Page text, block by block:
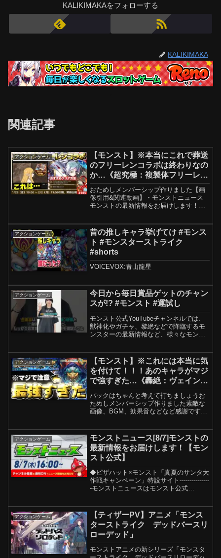
KALIKIMAKAをフォローする
KALIKIMAKA
関連記事
アクションゲーム
【モンスト】※本当にこれで葬送
のフリーレンコラボは終わりなの
か…《超究極：複製体フリーレ
ン》《一級魔法使い試験》《お宝
迷宮》《超究極：マラコーダ》今
週のモンストをまとめるしゃーぺ
おためしメンバーシップ作りました【画
像引用&関連動画】・モンストニュース
モンストの最新情報をお届けします！素
SYNDROME…【 】・MusMus…【
】・...
アクションゲーム
昔の推しキャラ挙げてけ #モンス
ト #モンスターストライク
#shorts
VOICEVOX:青山龍星
アクションゲーム
今日から毎日賞品ゲットのチャン
スが!? #モンスト #運試し
モンスト公式YouTubeチャンネルでは、
獣神化やガチャ、黎絶などで降臨するモ
ンスターの最新情報など、様々なモンス
版・iOS版▼モンスト公式...
アクションゲーム
【モンスト】※これには本当に気
を付けて！！！あのキャラがマジ
で強すぎた…《轟絶：ヴェイン》
繕なる虚栄 攻略
パックはちゃんと考えて打ちましょうお
ためしメンバーシップ作りました素敵な
画像、BGM、効果音などなど感謝です
OtoLogic…【 】・びたちー素材館...
アクションゲーム
モンストニュース[8/7]モンストの
最新情報をお届けします！【モン
スト公式】
◆ピザハット×モンスト「真夏のサンタ大
作戦キャンペーン」特設サイト---------------
-モンストニュースはモンスト公式
はじめとした内容を引用元の記載無く...
アクションゲーム
【ティザーPV】アニメ「モンス
ターストライク デッドバースリ
ローデッド」
モンストアニメの新シリーズ「モンスタ